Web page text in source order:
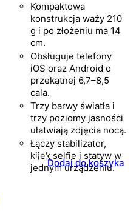
Kompaktowa
konstrukcja waży 210
g i po złożeniu ma 14
cm.
Obsługuje telefony
iOS oraz Android o
przekątnej 6,7–8,5
cala.
Trzy barwy światła i
trzy poziomy jasności
ułatwiają zdjęcia nocą.
Łączy stabilizator,
kijek selfie i statyw w
jednym urządzeniu.
Dodaj do koszyka